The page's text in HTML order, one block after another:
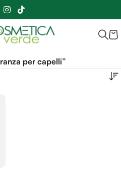
📲3341056025 - 3886572748
per capelli”